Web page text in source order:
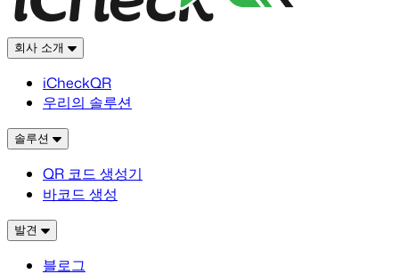
회사 소개
iCheckQR
우리의 솔루션
솔루션
QR 코드 생성기
바코드 생성
발견
블로그